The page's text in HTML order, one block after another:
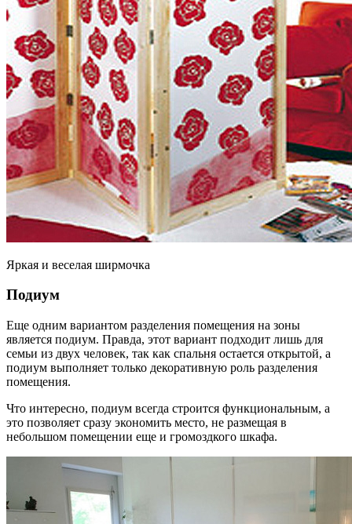
Яркая и веселая ширмочка
Подиум
Еще одним вариантом разделения помещения на зоны
является подиум. Правда, этот вариант подходит лишь для
семьи из двух человек, так как спальня остается открытой, а
подиум выполняет только декоративную роль разделения
помещения.
Что интересно, подиум всегда строится функциональным, а
это позволяет сразу экономить место, не размещая в
небольшом помещении еще и громоздкого шкафа.